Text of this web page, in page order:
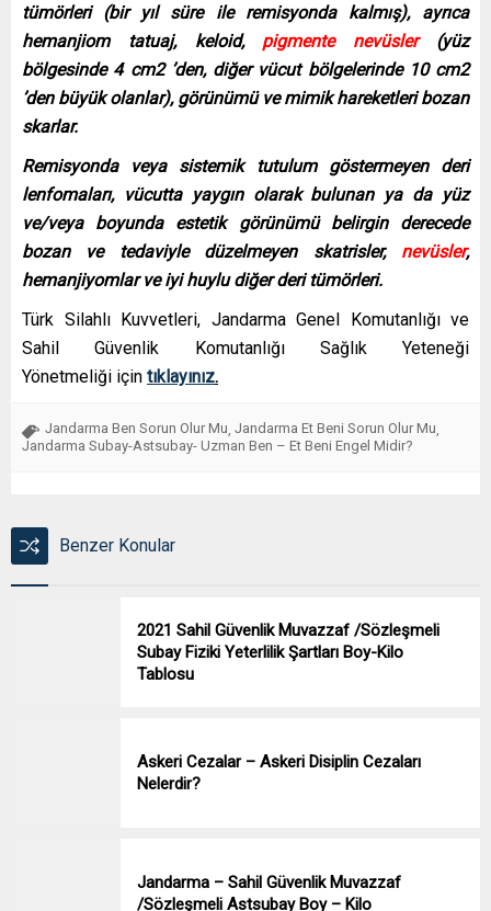
tümörleri (bir yıl süre ile remisyonda kalmış), ayrıca
hemanjiom tatuaj, keloid, pigmente nevüsler(yüz
bölgesinde 4 cm2 ’den, diğer vücut bölgelerinde 10 cm2
’den büyük olanlar), görünümü ve mimik hareketleri bozan
skarlar.
Remisyonda veya sistemik tutulum göstermeyen deri
lenfomaları, vücutta yaygın olarak bulunan ya da yüz
ve/veya boyunda estetik görünümü belirgin derecede
bozan ve tedaviyle düzelmeyen skatrisler, nevüsler,
hemanjiyomlar ve iyi huylu diğer deri tümörleri.
Türk Silahlı Kuvvetleri, Jandarma Genel Komutanlığı ve
Sahil Güvenlik Komutanlığı Sağlık Yeteneği
Yönetmeliği için tıklayınız.
Jandarma Ben Sorun Olur Mu Jandarma Et Beni Sorun Olur Mu
Jandarma Subay-Astsubay- Uzman Ben – Et Beni Engel Midir?
Benzer Konular
2021 Sahil Güvenlik Muvazzaf /Sözleşmeli
Subay Fiziki Yeterlilik Şartları Boy-Kilo
Tablosu
Askeri Cezalar – Askeri Disiplin Cezaları
Nelerdir?
Jandarma – Sahil Güvenlik Muvazzaf
/Sözleşmeli Astsubay Boy – Kilo